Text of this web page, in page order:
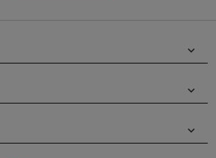
keyboard_arrow_down
keyboard_arrow_down
keyboard_arrow_down